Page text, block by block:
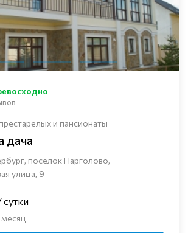
и пансионаты
дача
посёлок Парголово,
улица, 9
сутки